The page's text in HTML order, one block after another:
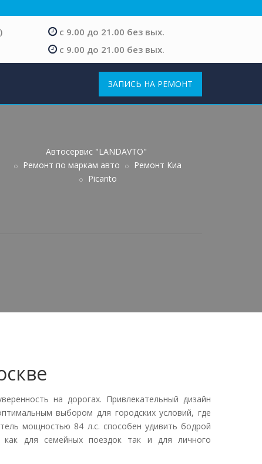
с 9.00 до 21.00 без вых.
с 9.00 до 21.00 без вых.
ЗАПИСЬ НА РЕМОНТ
Автосервис "LANDAVTO"
Ремонт по маркам авто
Ремонт Киа
Picanto
на дорогах. Привлекательный дизайн
выбором для городских условий, где
мощностью 84 л.с. способен удивить бодрой
для семейных поездок так и для личного